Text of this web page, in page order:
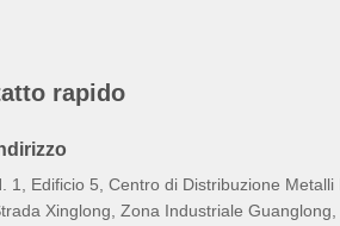
rapido
1, Edificio 5, Centro di Distribuzione Metalli
Xinglong, Zona Industriale